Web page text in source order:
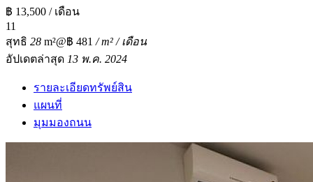
฿ 13,500 / เดือน
11
สุทธิ 28 m²@฿ 481 / m² / เดือน
อัปเดตล่าสุด 13 พ.ค. 2024
รายละเอียดทรัพย์สิน
แผนที่
มุมมองถนน